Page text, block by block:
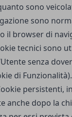
sono
sono
il browser di
tecnici sono
senza
di
persistenti,
anche dopo la